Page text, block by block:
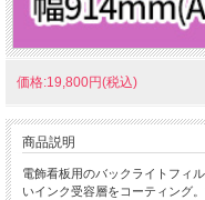
価格:19,800円(税込)
商品説明
電飾看板用のバックライトフィ
いインク受容層をコーティング